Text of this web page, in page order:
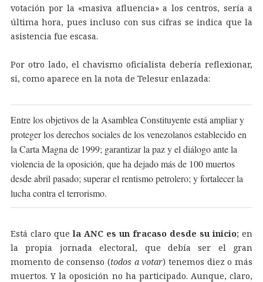
votación por la «masiva afluencia» a los centros, sería a
última hora, pues incluso con sus cifras se indica que la
asistencia fue escasa.
Por otro lado, el chavismo oficialista debería reflexionar,
si, como aparece en la nota de Telesur enlazada:
Entre los objetivos de la Asamblea Constituyente está ampliar y
proteger los derechos sociales de los venezolanos establecido en
la Carta Magna de 1999; garantizar la paz y el diálogo ante la
violencia de la oposición, que ha dejado más de 100 muertos
desde abril pasado; superar el rentismo petrolero; y fortalecer la
lucha contra el terrorismo.
Está claro quela ANC es un fracaso desde su inicio; en
la propia jornada electoral, que debía ser el gran
momento de consenso (todos a votar) tenemos diez o más
muertos. Y la oposición no ha participado. Aunque, claro,